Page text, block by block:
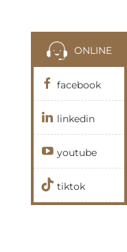
ONLINE
facebook
linkedin
youtube
tiktok